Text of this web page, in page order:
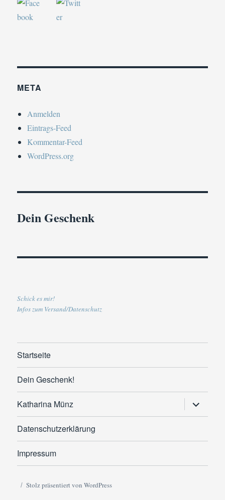
META
Anmelden
Eintrags-Feed
Kommentar-Feed
WordPress.org
Dein Geschenk
Schick es mir!
Infos zum Versand/Datenschutz
Startseite
Dein Geschenk!
Katharina Münz
anzeigen
Datenschutzerklärung
Impressum
Stolz präsentiert von WordPress